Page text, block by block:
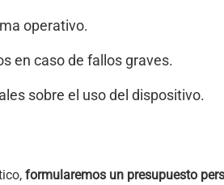
operativo.
en caso de fallos graves.
sobre el uso del dispositivo.
formularemos un presupuesto